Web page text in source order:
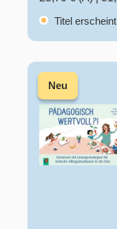
Titel
Pädagogisch
Neu